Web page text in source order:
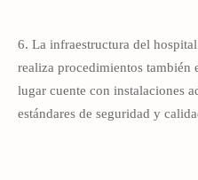
6. La infraestructura del
realiza procedimientos también
lugar cuente con instalaciones
estándares de seguridad y